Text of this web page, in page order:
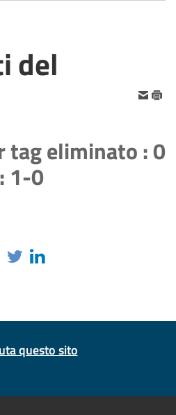
del
tag eliminato: 0
1-0
questo sito